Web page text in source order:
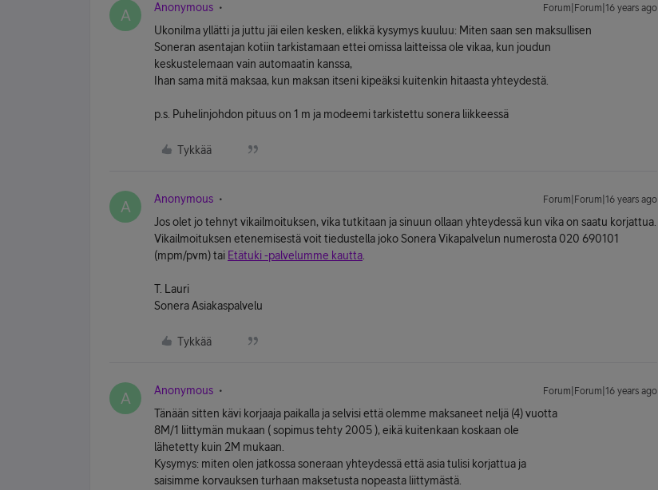
A Anonymous Forum|Forum|16 years ago
Ukonilma yllätti ja juttu jäi eilen kesken, elikkä kysymys kuuluu: Miten saan sen maksullisen
Soneran asentajan kotiin tarkistamaan ettei omissa laitteissa ole vikaa, kun joudun
keskustelemaan vain automaatin kanssa,
Ihan sama mitä maksaa, kun maksan itseni kipeäksi kuitenkin hitaasta yhteydestä.
p.s. Puhelinjohdon pituus on 1 m ja modeemi tarkistettu sonera liikkeessä
Tykkää
A Anonymous Forum|Forum|16 years ago
Jos olet jo tehnyt vikailmoituksen, vika tutkitaan ja sinuun ollaan yhteydessä kun vika on saatu korjattua.
Vikailmoituksen etenemisestä voit tiedustella joko Sonera Vikapalvelun numerosta 020 690101
(mpm/pvm) tai Etätuki -palvelumme kautta
T. Lauri
Sonera Asiakaspalvelu
Tykkää
A Anonymous Forum|Forum|16 years ago
Tänään sitten kävi korjaaja paikalla ja selvisi että olemme maksaneet neljä (4) vuotta
8M/1 liittymän mukaan ( sopimus tehty 2005 ), eikä kuitenkaan koskaan ole
lähetetty kuin 2M mukaan.
Kysymys: miten olen jatkossa soneraan yhteydessä että asia tulisi korjattua ja
saisimme korvauksen turhaan maksetusta nopeasta liittymästä.